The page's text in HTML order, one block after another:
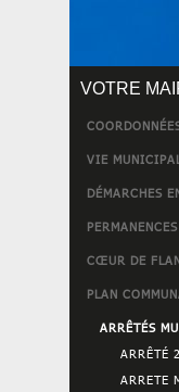
VOTRE
VIE
DÉMARCHES
PERMANENCES
CŒUR DE
PLAN
ARRÊTÉS
ARRÊTÉ
ARRETE